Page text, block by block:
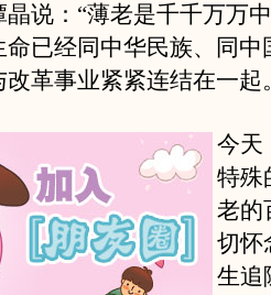
：“薄老是千千万万
已经同中华民族、同中
改革事业紧紧连结在一起
今天
特殊
老的
切怀
生追